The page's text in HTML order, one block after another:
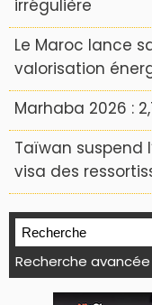
irrégulière
Le Maroc lance
valorisation
Marhaba 2026 :
Taïwan suspend
visa des
Recherche avancée